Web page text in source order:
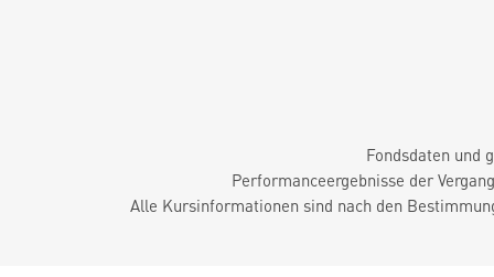
Fondsdaten und
Performanceergebnisse der
Alle Kursinformationen sind nach den